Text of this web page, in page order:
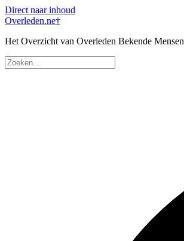
Direct naar inhoud
Overleden.ne†
Het Overzicht van Overleden Bekende Mensen